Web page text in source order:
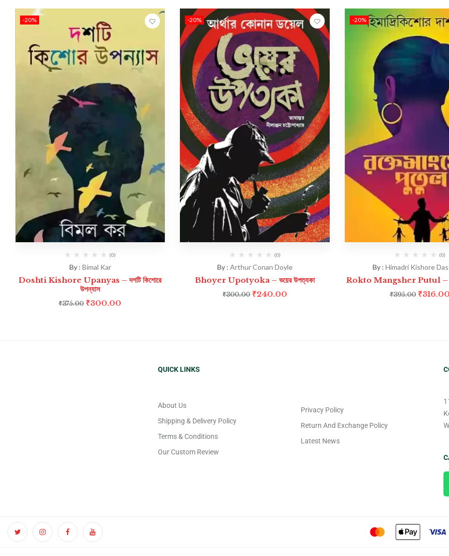
-20%
(0)
By : Bimal Kar
Doshti Kishore Upanyas – দশটি কিশোরে
উপন্যাস
₹375.00 ₹300.00
-20%
(0)
By : Arthur Conan Doyle
Bhoyer Upotyoka – ভয়ের উপত্যকা
₹300.00 ₹240.00
-20%
(0)
By : Himadri Kishore
Rokto Mangsher Putul –
₹395.00 ₹
QUICK LINKS
About Us
Shipping & Delivery Policy
Terms & Conditions
Our Custom Review
Privacy Policy
Return And Exchange Policy
Latest News